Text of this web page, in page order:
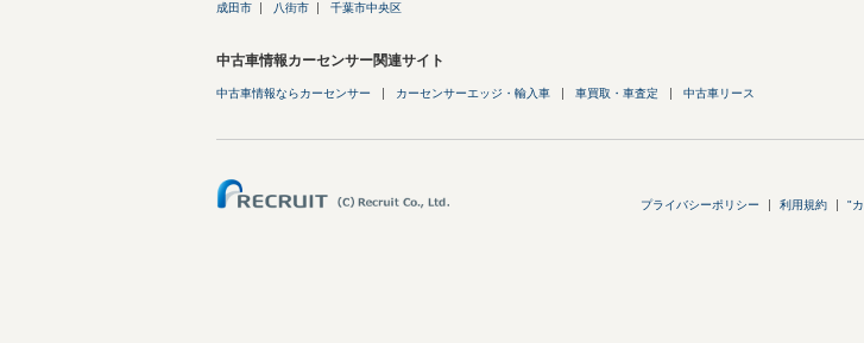
成田市 八街市 千葉市中央区
中古車情報カーセンサー関連サイト
中古車情報ならカーセンサー カーセンサーエッジ・輸入車 車買取・車査定 中古車リース
プライバシーポリシー 利用規約 "